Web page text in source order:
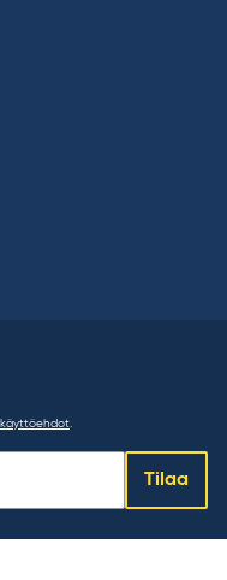
käyttöehdot.
Tilaa